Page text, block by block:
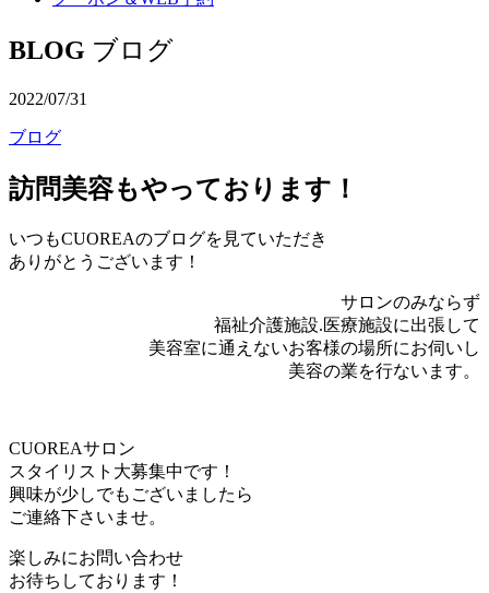
BLOG ブログ
2022/07/31
ブログ
訪問美容もやっております！
いつもCUOREAのブログを見ていただき
ありがとうございます！
サロンのみならず
福祉介護施設.医療施設に出張して
美容室に通えないお客様の場所にお伺いし
美容の業を行ないます。
CUOREAサロン
スタイリスト大募集中です！
興味が少しでもございましたら
ご連絡下さいませ。
楽しみにお問い合わせ
お待ちしております！